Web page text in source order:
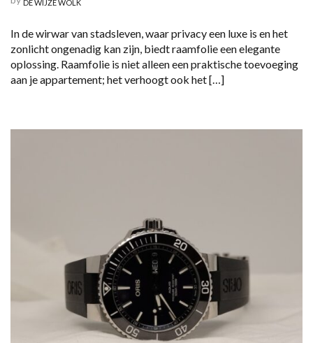
DE WIJZE WOLK
In de wirwar van stadsleven, waar privacy een luxe is en het
zonlicht ongenadig kan zijn, biedt raamfolie een elegante
oplossing. Raamfolie is niet alleen een praktische toevoeging
aan je appartement; het verhoogt ook het […]